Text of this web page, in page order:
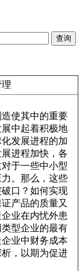
使其中的重要
中起着积极地
发展进程的加
进程加快，各
于一些中小型
。那么，这些
口？如何实现
产品的质量又
业在内忧外患
型企业的最有
业中财务成本
，以期为促进